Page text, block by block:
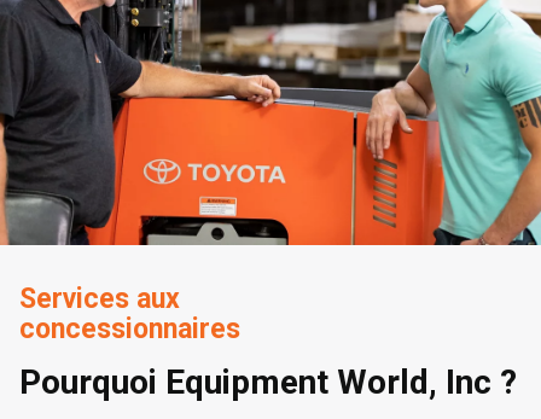
Services aux
concessionnaires
Pourquoi Equipment World, Inc ?